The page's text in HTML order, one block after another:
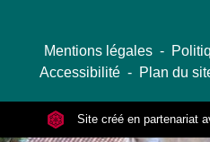
Mentions légales -
Accessibilité - Plan du
Site créé en partenariat